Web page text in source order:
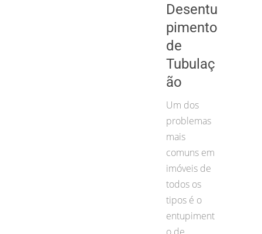
Desentu
pimento
de
Tubulaç
ão
Um dos
problemas
mais
comuns em
imóveis de
todos os
tipos é o
entupiment